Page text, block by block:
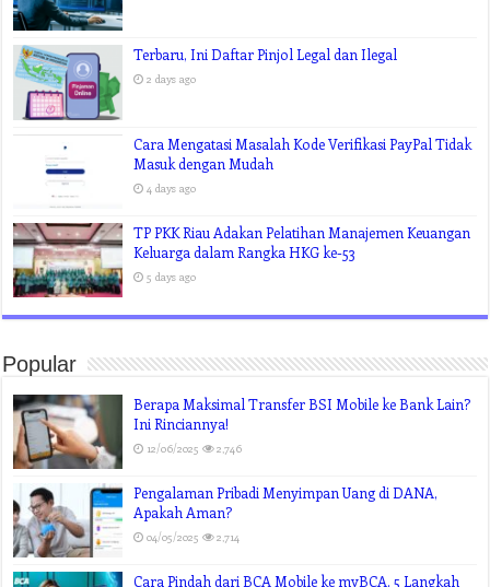
Terbaru, Ini Daftar Pinjol Legal dan Ilegal
2 days ago
Cara Mengatasi Masalah Kode Verifikasi PayPal Tidak
Masuk dengan Mudah
4 days ago
TP PKK Riau Adakan Pelatihan Manajemen Keuangan
Keluarga dalam Rangka HKG ke-53
5 days ago
Popular
Berapa Maksimal Transfer BSI Mobile ke Bank Lain?
Ini Rinciannya!
12/06/2025 2,746
Pengalaman Pribadi Menyimpan Uang di DANA,
Apakah Aman?
04/05/2025 2,714
Cara Pindah dari BCA Mobile ke myBCA, 5 Langkah